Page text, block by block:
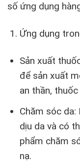
số ứng dụng
Ứng dụng
Sản xuất
để sản xuất
an thần,
Chăm sóc
dịu da và có
phẩm chăm
nạ.